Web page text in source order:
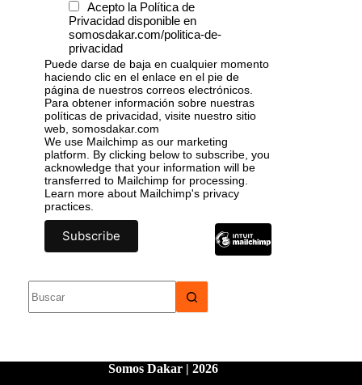
Acepto la Política de
Privacidad disponible en
somosdakar.com/politica-de-
privacidad
Puede darse de baja en cualquier momento
haciendo clic en el enlace en el pie de
página de nuestros correos electrónicos.
Para obtener información sobre nuestras
políticas de privacidad, visite nuestro sitio
web, somosdakar.com
We use Mailchimp as our marketing
platform. By clicking below to subscribe, you
acknowledge that your information will be
transferred to Mailchimp for processing.
Learn more about Mailchimp's privacy
practices.
Somos Dakar | 2026